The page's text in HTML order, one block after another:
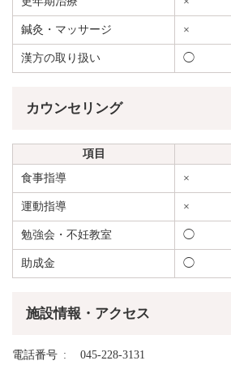
鍼灸・マッサージ ×
漢方の取り扱い ◯
カウンセリング
項目
食事指導
×
運動指導 ×
勉強会・不妊教室 ◯
助成金 ◯
施設情報・アクセス
電話番号
045-228-3131